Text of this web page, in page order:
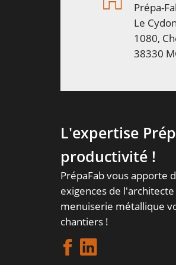
Prépa-
Le
1080,
38330
L'expertise
productivité !
PrépaFab vous apporte
exigences de
menuiserie métallique
chantiers !